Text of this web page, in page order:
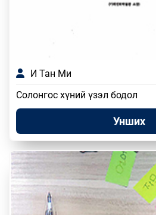
И Тан Ми
Солонгос хүний үзэл бодол
Унших